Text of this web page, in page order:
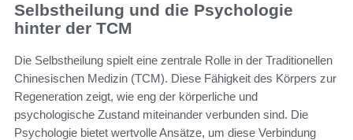
Selbstheilung und die Psychologie
hinter der TCM
Die Selbstheilung spielt eine zentrale Rolle in der Traditionellen
Chinesischen Medizin (TCM). Diese Fähigkeit des Körpers zur
Regeneration zeigt, wie eng der körperliche und
psychologische Zustand miteinander verbunden sind. Die
Psychologie bietet wertvolle Ansätze, um diese Verbindung